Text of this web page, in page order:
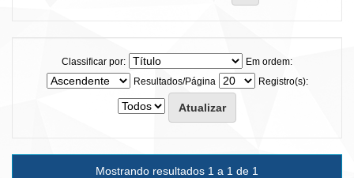
Classificar por:
Em ordem:
Resultados/Página
Registro(s):
Mostrando resultados 1 a 1 de 1